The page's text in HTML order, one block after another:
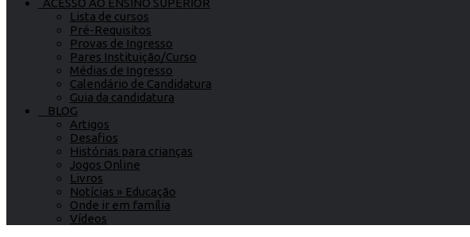
ACESSO AO ENSINO SUPERIOR
Lista de cursos
Pré-Requisitos
Provas de Ingresso
Pares Instituição/Curso
Médias de Ingresso
Calendário de Candidatura
Guia da candidatura
BLOG
Artigos
Desafios
Histórias para crianças
Jogos Online
Livros
Notícias » Educação
Onde ir em família
Vídeos